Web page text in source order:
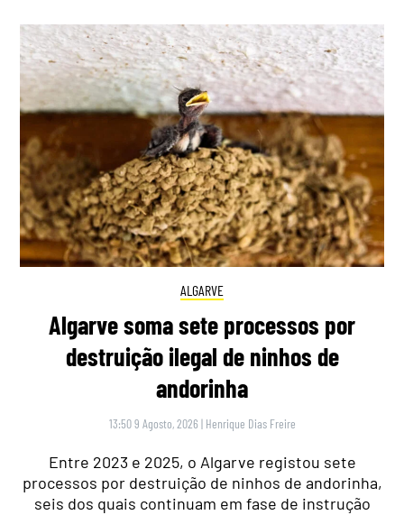
ALGARVE
Algarve soma sete processos por
destruição ilegal de ninhos de
andorinha
13:50 9 Agosto, 2026 | Henrique Dias Freire
Entre 2023 e 2025, o Algarve registou sete
processos por destruição de ninhos de andorinha,
seis dos quais continuam em fase de instrução